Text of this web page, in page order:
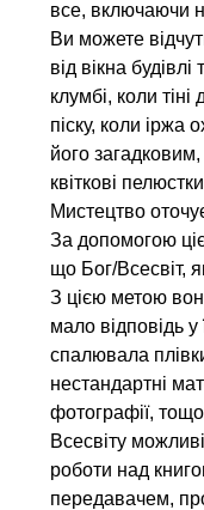
все, включаючи
Ви можете
від вікна
клумбі, коли
піску, коли іржа
його
квіткові
Мистецтво
За допомогою
що Бог/Всесвіт,
З цією метою
мало відповідь у
спалювала
нестандартні
фотографії,
Всесвіту
роботи над
передавачем,